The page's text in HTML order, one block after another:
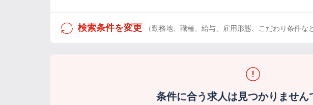
検索条件を変更 （勤務地、職種、給与、雇用形態、こだわり条件な
条件に合う求人は見つかりません